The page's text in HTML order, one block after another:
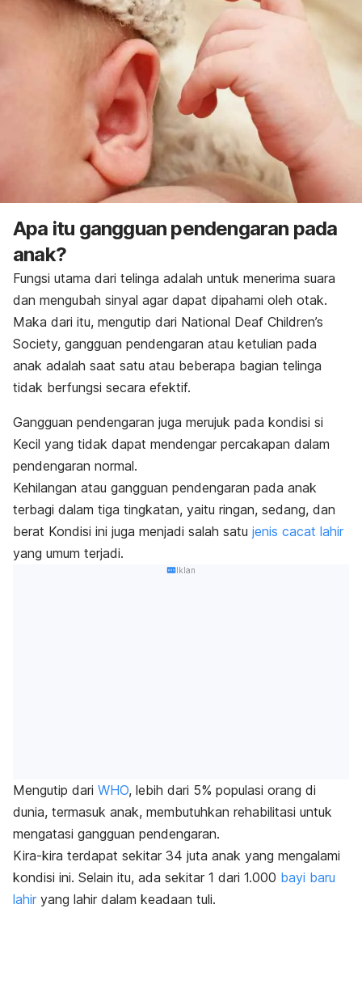
Apa itu gangguan pendengaran pada
anak?
Fungsi utama dari telinga adalah untuk menerima suara
dan mengubah sinyal agar dapat dipahami oleh otak.
Maka dari itu, mengutip dari National Deaf Children’s
Society, gangguan pendengaran atau ketulian pada
anak adalah saat satu atau beberapa bagian telinga
tidak berfungsi secara efektif.
Gangguan pendengaran juga merujuk pada kondisi si
Kecil yang tidak dapat mendengar percakapan dalam
pendengaran normal.
Kehilangan atau gangguan pendengaran pada anak
terbagi dalam tiga tingkatan, yaitu ringan, sedang, dan
berat Kondisi ini juga menjadi salah satu jenis cacat lahir
yang umum terjadi.
Iklan
Mengutip dari WHO, lebih dari 5% populasi orang di
dunia, termasuk anak, membutuhkan rehabilitasi untuk
mengatasi gangguan pendengaran.
Kira-kira terdapat sekitar 34 juta anak yang mengalami
kondisi ini. Selain itu, ada sekitar 1 dari 1.000 bayi baru
lahir yang lahir dalam keadaan tuli.